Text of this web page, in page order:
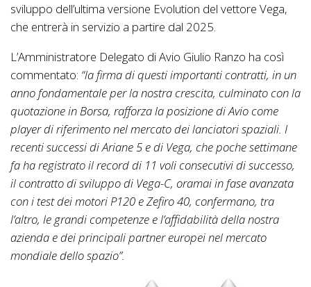
sviluppo dell’ultima versione Evolution del vettore Vega,
che entrerà in servizio a partire dal 2025.
L’Amministratore Delegato di Avio Giulio Ranzo ha così
commentato: “la firma di questi importanti contratti, in un
anno fondamentale per la nostra crescita, culminato con la
quotazione in Borsa, rafforza la posizione di Avio come
player di riferimento nel mercato dei lanciatori spaziali. I
recenti successi di Ariane 5 e di Vega, che poche settimane
fa ha registrato il record di 11 voli consecutivi di successo,
il contratto di sviluppo di Vega-C, oramai in fase avanzata
con i test dei motori P120 e Zefiro 40, confermano, tra
l’altro, le grandi competenze e l’affidabilità della nostra
azienda e dei principali partner europei nel mercato
mondiale dello spazio”.